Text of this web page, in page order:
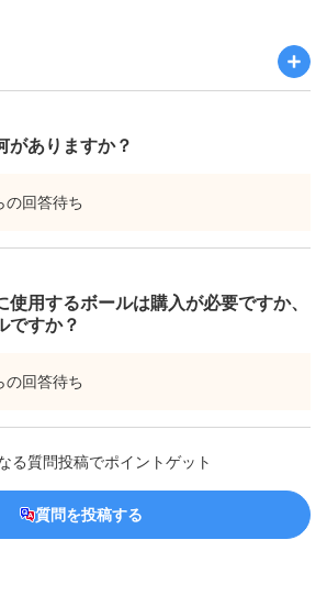
がありますか？
の回答待ち
使用するボールは購入が必要ですか、
ですか？
の回答待ち
る質問投稿でポイントゲット
質問を投稿する